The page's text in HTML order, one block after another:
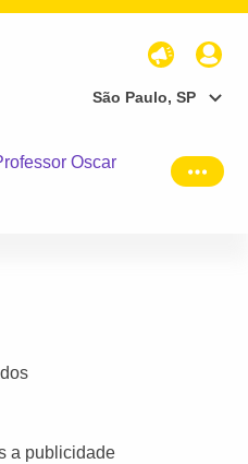
São Paulo, SP
Oscar
a publicidade